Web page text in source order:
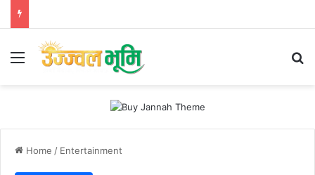
Menu
Home / Entertainment